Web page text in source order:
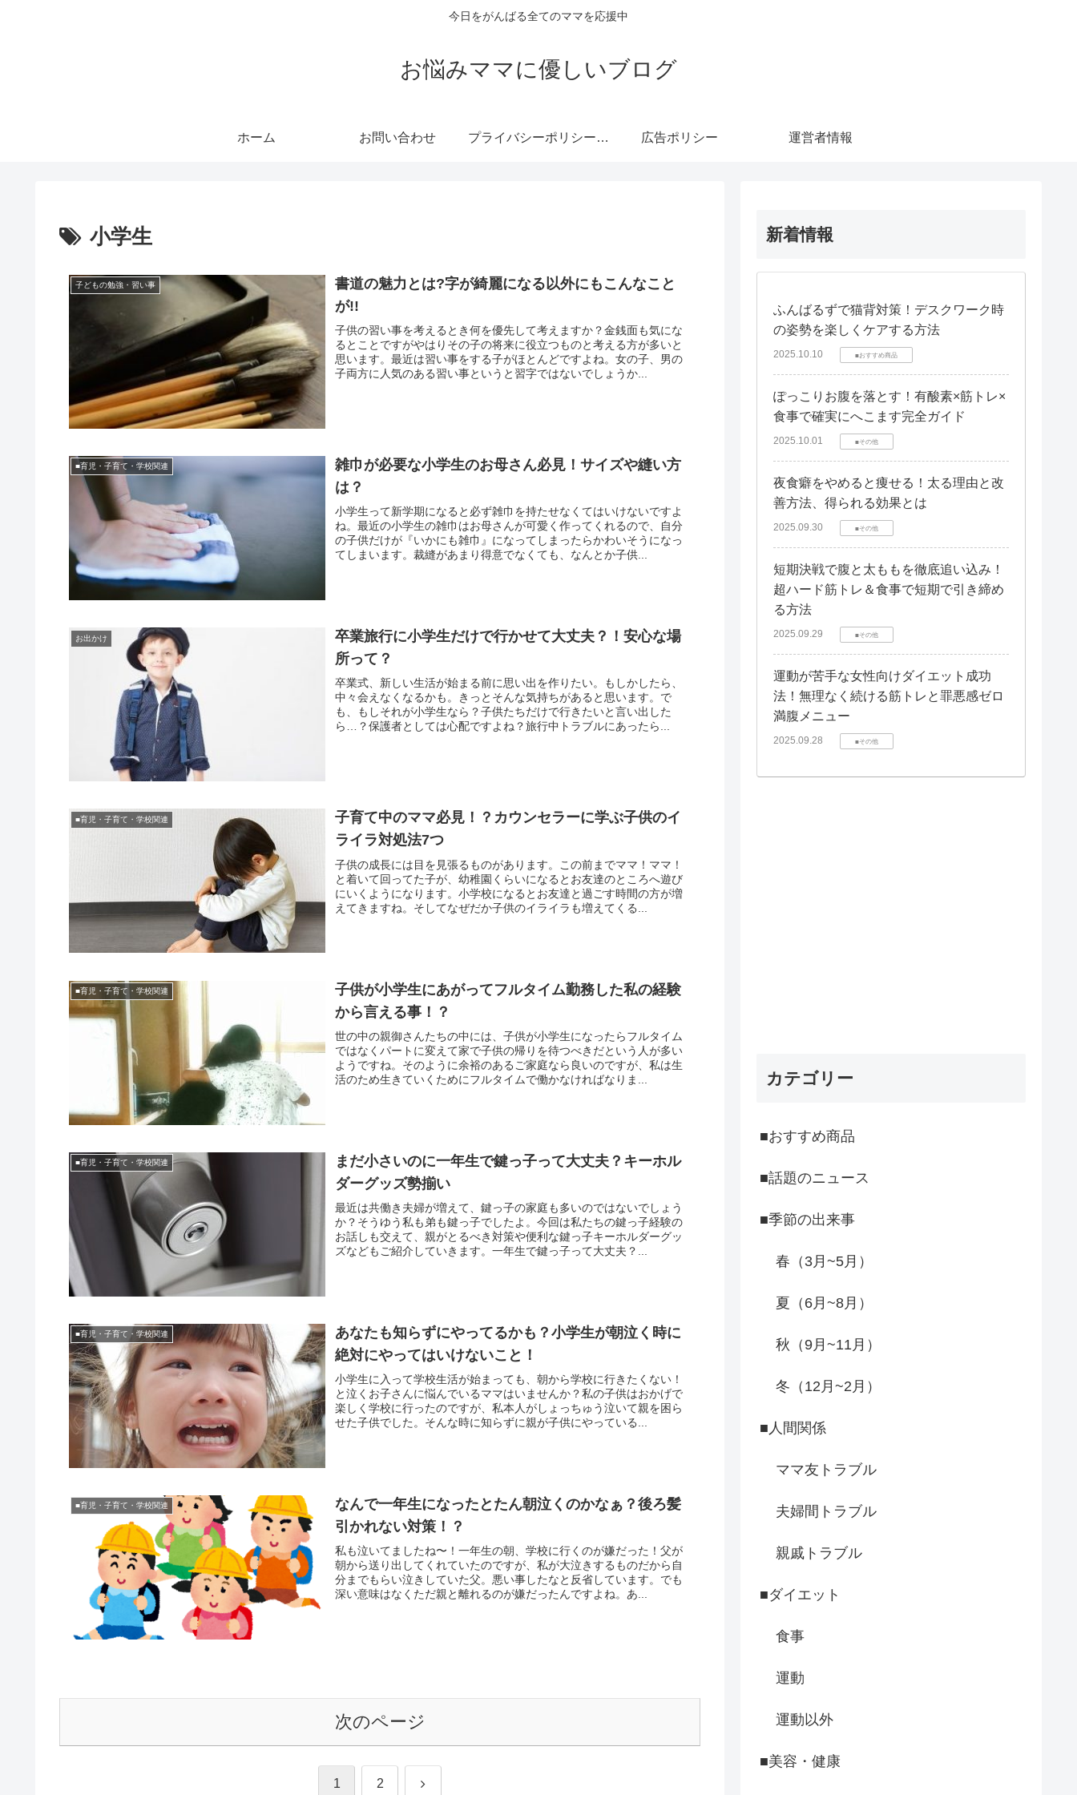
今日をがんばる全てのママを応援中
お悩みママに優しいブログ
ホーム お問い合わせ プライバシーポリシー・免責事項 広告ポリシー 運営者情報
小学生
子どもの勉強・習い事
書道の魅力とは?字が綺麗になる以外にもこんなこと
が!!
子供の習い事を考えるとき何を優先して考えますか？金銭面も気にな
るとことですがやはりその子の将来に役立つものと考える方が多いと
思います。最近は習い事をする子がほとんどですよね。女の子、男の
子両方に人気のある習い事というと習字ではないでしょうか...
■育児・子育て・学校関連
雑巾が必要な小学生のお母さん必見！サイズや縫い方
は？
小学生って新学期になると必ず雑巾を持たせなくてはいけないですよ
ね。最近の小学生の雑巾はお母さんが可愛く作ってくれるので、自分
の子供だけが『いかにも雑巾』になってしまったらかわいそうになっ
てしまいます。裁縫があまり得意でなくても、なんとか子供...
お出かけ
卒業旅行に小学生だけで行かせて大丈夫？！安心な場
所って？
卒業式、新しい生活が始まる前に思い出を作りたい。もしかしたら、
中々会えなくなるかも。きっとそんな気持ちがあると思います。で
も、もしそれが小学生なら？子供たちだけで行きたいと言い出した
ら…？保護者としては心配ですよね？旅行中トラブルにあったら...
■育児・子育て・学校関連
子育て中のママ必見！？カウンセラーに学ぶ子供のイ
ライラ対処法7つ
子供の成長には目を見張るものがあります。この前までママ！ママ！
と着いて回ってた子が、幼稚園くらいになるとお友達のところへ遊び
にいくようになります。小学校になるとお友達と過ごす時間の方が増
えてきますね。そしてなぜだか子供のイライラも増えてくる...
■育児・子育て・学校関連
子供が小学生にあがってフルタイム勤務した私の経験
から言える事！？
世の中の親御さんたちの中には、子供が小学生になったらフルタイム
ではなくパートに変えて家で子供の帰りを待つべきだという人が多い
ようですね。そのように余裕のあるご家庭なら良いのですが、私は生
活のため生きていくためにフルタイムで働かなければなりま...
■育児・子育て・学校関連
まだ小さいのに一年生で鍵っ子って大丈夫？キーホル
ダーグッズ勢揃い
最近は共働き夫婦が増えて、鍵っ子の家庭も多いのではないでしょう
か？そうゆう私も弟も鍵っ子でしたよ。今回は私たちの鍵っ子経験の
お話しも交えて、親がとるべき対策や便利な鍵っ子キーホルダーグッ
ズなどもご紹介していきます。一年生で鍵っ子って大丈夫？...
■育児・子育て・学校関連
あなたも知らずにやってるかも？小学生が朝泣く時に
絶対にやってはいけないこと！
小学生に入って学校生活が始まっても、朝から学校に行きたくない！
と泣くお子さんに悩んでいるママはいませんか？私の子供はおかげで
楽しく学校に行ったのですが、私本人がしょっちゅう泣いて親を困ら
せた子供でした。そんな時に知らずに親が子供にやっている...
■育児・子育て・学校関連
なんで一年生になったとたん朝泣くのかなぁ？後ろ髪
引かれない対策！？
私も泣いてましたね〜！一年生の朝、学校に行くのが嫌だった！父が
朝から送り出してくれていたのですが、私が大泣きするものだから自
分までもらい泣きしていた父。悪い事したなと反省しています。でも
深い意味はなくただ親と離れるのが嫌だったんですよね。あ...
次のページ
1 2 次
新着情報
ふんばるずで猫背対策！デスクワーク時
の姿勢を楽しくケアする方法
2025.10.10 ■おすすめ商品
ぽっこりお腹を落とす！有酸素×筋トレ×
食事で確実にへこます完全ガイド
2025.10.01 ■その他
夜食癖をやめると痩せる！太る理由と改
善方法、得られる効果とは
2025.09.30 ■その他
短期決戦で腹と太ももを徹底追い込み！
超ハード筋トレ＆食事で短期で引き締め
る方法
2025.09.29 ■その他
運動が苦手な女性向けダイエット成功
法！無理なく続ける筋トレと罪悪感ゼロ
満腹メニュー
2025.09.28 ■その他
カテゴリー
■おすすめ商品
■話題のニュース
■季節の出来事
春（3月~5月）
夏（6月~8月）
秋（9月~11月）
冬（12月~2月）
■人間関係
ママ友トラブル
夫婦間トラブル
親戚トラブル
■ダイエット
食事
運動
運動以外
■美容・健康